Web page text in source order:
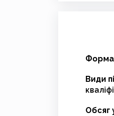
Форма
Види
Обсяг